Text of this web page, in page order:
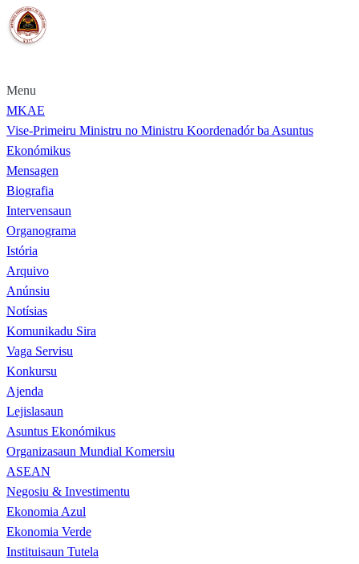
Menu
MKAE
Vise-Primeiru Ministru no Ministru Koordenadór ba Asuntus
Ekonómikus
Mensagen
Biografia
Intervensaun
Organograma
Istória
Arquivo
Anúnsiu
Notísias
Komunikadu Sira
Vaga Servisu
Konkursu
Ajenda
Lejislasaun
Asuntus Ekonómikus
Organizasaun Mundial Komersiu
ASEAN
Negosiu & Investimentu
Ekonomia Azul
Ekonomia Verde
Instituisaun Tutela